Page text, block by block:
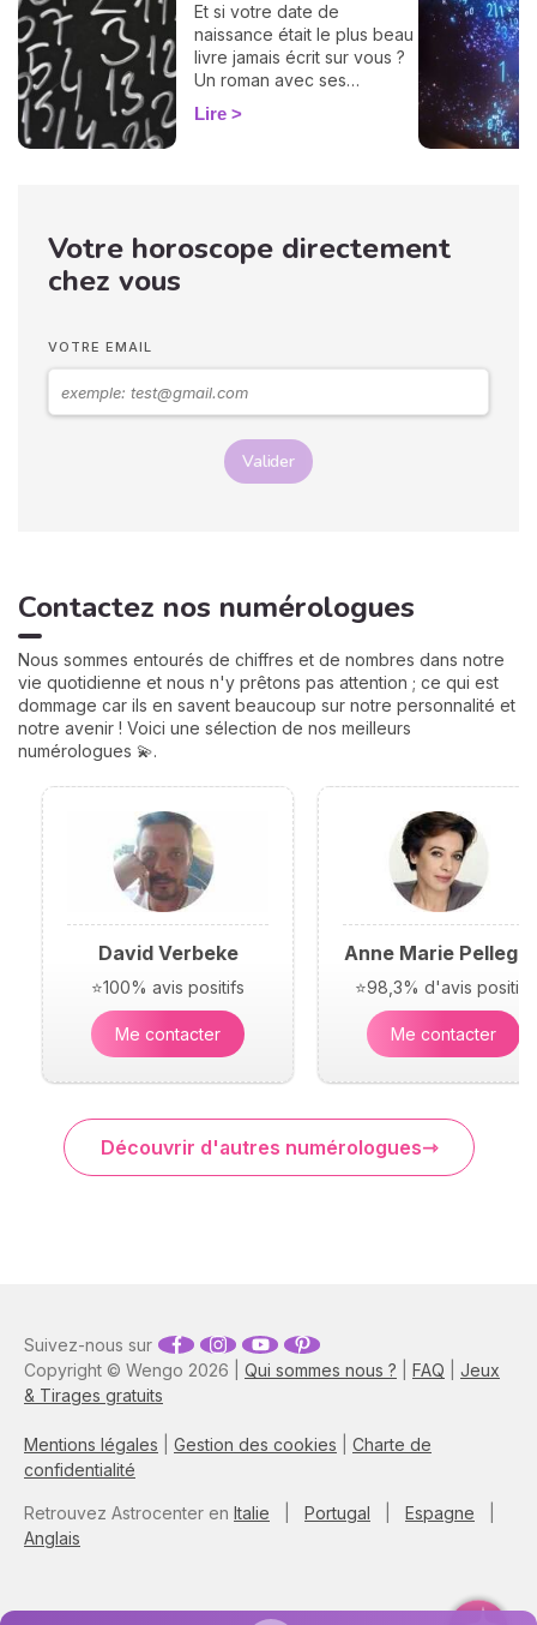
Et si votre date de
naissance était le plus beau
livre jamais écrit sur vous ?
Un roman avec ses
chapitres, ses
rebondissements et même
une. On vous montre
comment… 🔢
Lire
Votre horoscope directement
chez vous
VOTRE EMAIL
Valider
Contactez nos numérologues
Nous sommes entourés de chiffres et de nombres dans notre
vie quotidienne et nous n'y prêtons pas attention ; ce qui est
dommage car ils en savent beaucoup sur notre personnalité et
notre avenir ! Voici une sélection de nos meilleurs
numérologues 💫.
David Verbeke
⭐100% avis positifs
Me contacter
Anne Marie
⭐98,3% d'avis positifs
Me contacter
Découvrir d'autres numérologues
Copyright © Wengo 2026 | Qui sommes nous ? FAQ
Jeux
& Tirages gratuits
Mentions légales Gestion des cookies
Charte de
confidentialité
Suivez-nous sur
Retrouvez Astrocenter en Italie Portugal Espagne
Anglais